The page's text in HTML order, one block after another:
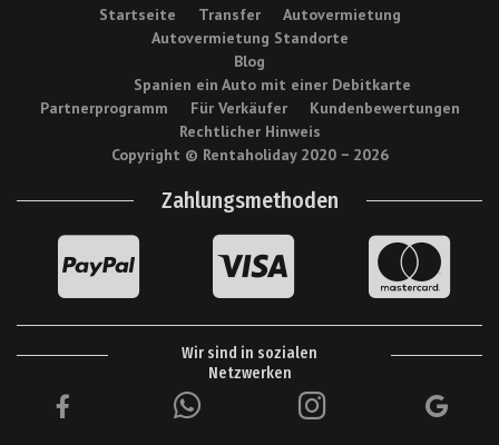
Startseite Transfer
Autovermietung
Autovermietung Standorte
Blog
Spanien ein Auto mit einer Debitkarte
Partnerprogramm
Für Verkäufer
Kundenbewertungen
Rechtlicher Hinweis
Copyright © Rentaholiday 2020 − 2026
Zahlungsmethoden
Wir sind in sozialen
Netzwerken